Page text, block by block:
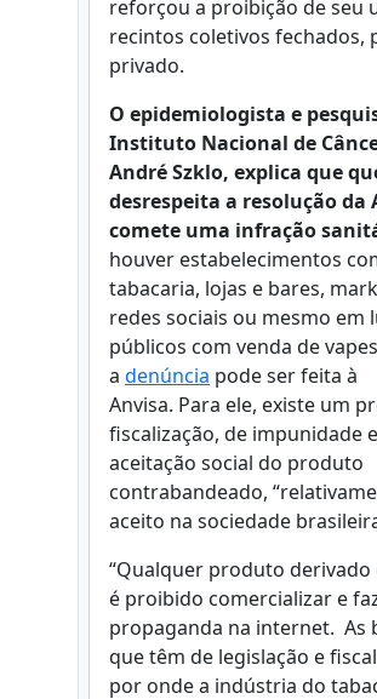
reforçou a proibição de seu
recintos coletivos fechados,
privado.
O epidemiologista e
Instituto Nacional de
André Szklo, explica que
desrespeita a resolução da
comete uma infração
houver estabelecimentos
tabacaria, lojas e bares,
redes sociais ou mesmo em
públicos com venda de
a denúncia pode ser feita à
Anvisa. Para ele, existe um
fiscalização, de impunidade
aceitação social do produto
contrabandeado,
aceito na sociedade
“Qualquer produto derivado
é proibido comercializar e
propaganda na internet. As
que têm de legislação e
por onde a indústria do